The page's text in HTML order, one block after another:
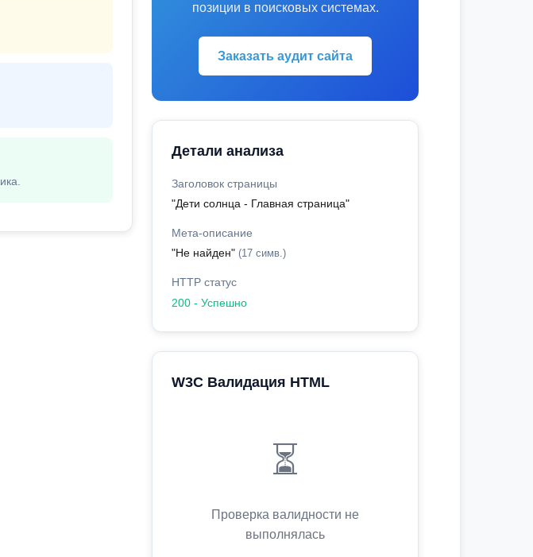
позиции в поисковых системах.
Заказать аудит сайта
Детали анализа
Заголовок страницы
"Дети солнца - Главная страница"
Мета-описание
"Не найден" (17 симв.)
HTTP статус
200 - Успешно
W3C Валидация HTML
⏳
Проверка валидности не
выполнялась